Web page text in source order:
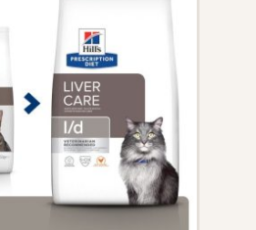
the
product
page